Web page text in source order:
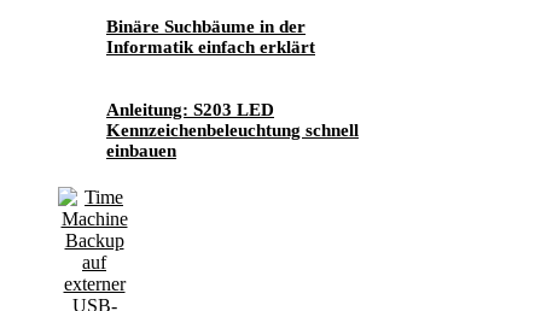
Binäre Suchbäume in der
Informatik einfach erklärt
Anleitung: S203 LED
Kennzeichenbeleuchtung schnell
einbauen